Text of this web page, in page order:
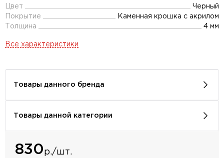
Цвет
Черный
Покрытие
Каменная крошка с акрилом
Толщина
4 мм
Все характеристики
Товары данного бренда
Товары данной категории
830р./шт.